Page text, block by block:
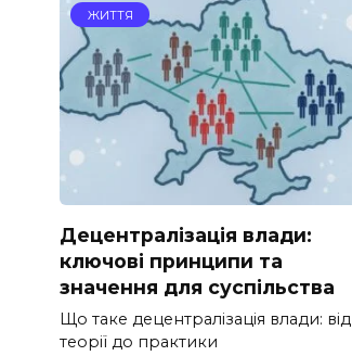
ЖИТТЯ
Децентралізація влади:
ключові принципи та
значення для суспільства
Що таке децентралізація влади: від
теорії до практики